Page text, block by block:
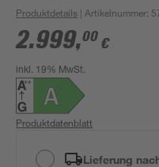
Produktdetails | Artikelnummer:
2.999,00 €
inkl. 19% MwSt.
Produktdatenblatt
Lieferung